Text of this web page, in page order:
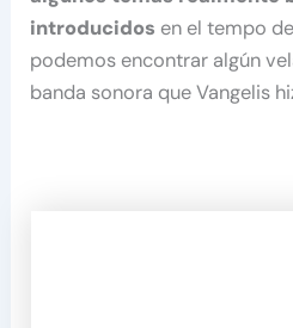
introducidos en el tempo
podemos encontrar algún
banda sonora que Vangelis